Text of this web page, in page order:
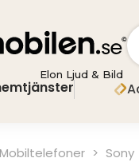
Elon Ljud & Bild
Mobiltelefoner > Sony